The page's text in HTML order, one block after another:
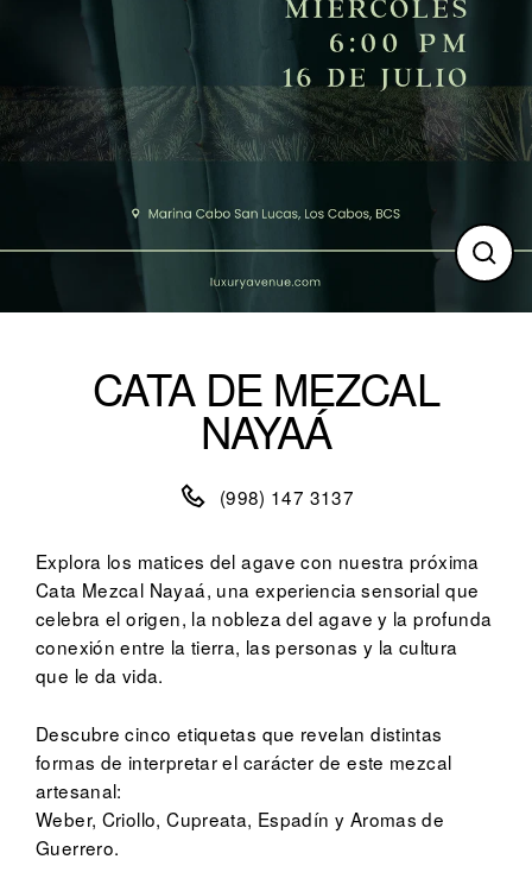
CATA DE MEZCAL
NAYAÁ
(998) 147 3137
Explora los matices del agave con nuestra próxima
Cata Mezcal Nayaá, una experiencia sensorial que
celebra el origen, la nobleza del agave y la profunda
conexión entre la tierra, las personas y la cultura
que le da vida.
Descubre cinco etiquetas que revelan distintas
formas de interpretar el carácter de este mezcal
artesanal:
Weber, Criollo, Cupreata, Espadín y Aromas de
Guerrero.